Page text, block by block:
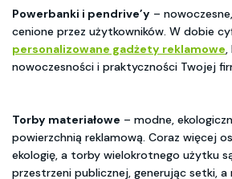
Powerbanki i pendrive’y –
cenione przez użytkowników. W dobie
personalizowane gadżety reklamowe,
nowoczesności i praktyczności Twojej
Torby materiałowe – modne,
powierzchnią reklamową. Coraz więcej
ekologię, a torby wielokrotnego użytku
przestrzeni publicznej, generując setki,